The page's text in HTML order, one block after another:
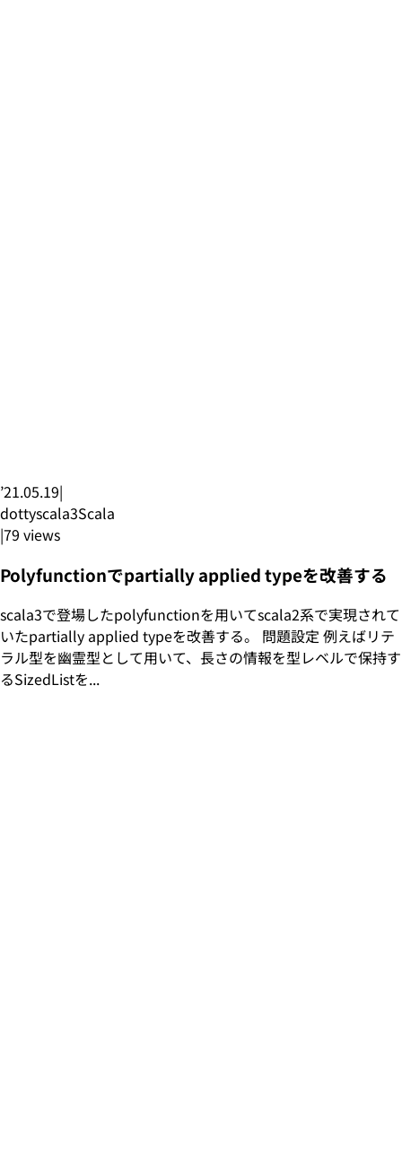
’21.05.19|
dottyscala3Scala
|79 views
Polyfunctionでpartially applied typeを改善する
scala3で登場したpolyfunctionを用いてscala2系で実現されて
いたpartially applied typeを改善する。 問題設定 例えばリテ
ラル型を幽霊型として用いて、長さの情報を型レベルで保持す
るSizedListを...